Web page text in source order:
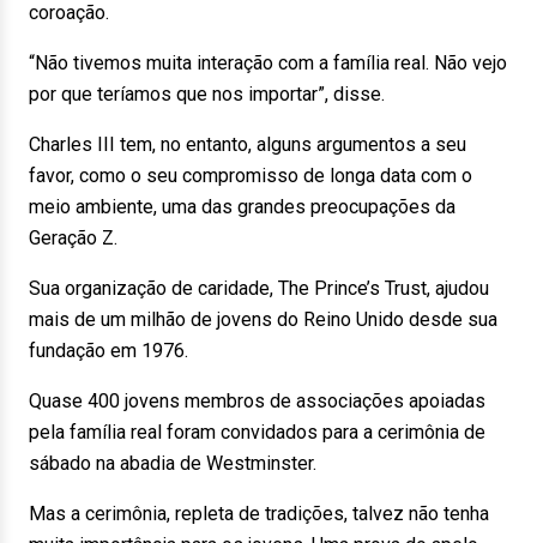
coroação.
“Não tivemos muita interação com a família real. Não vejo
por que teríamos que nos importar”, disse.
Charles III tem, no entanto, alguns argumentos a seu
favor, como o seu compromisso de longa data com o
meio ambiente, uma das grandes preocupações da
Geração Z.
Sua organização de caridade, The Prince’s Trust, ajudou
mais de um milhão de jovens do Reino Unido desde sua
fundação em 1976.
Quase 400 jovens membros de associações apoiadas
pela família real foram convidados para a cerimônia de
sábado na abadia de Westminster.
Mas a cerimônia, repleta de tradições, talvez não tenha